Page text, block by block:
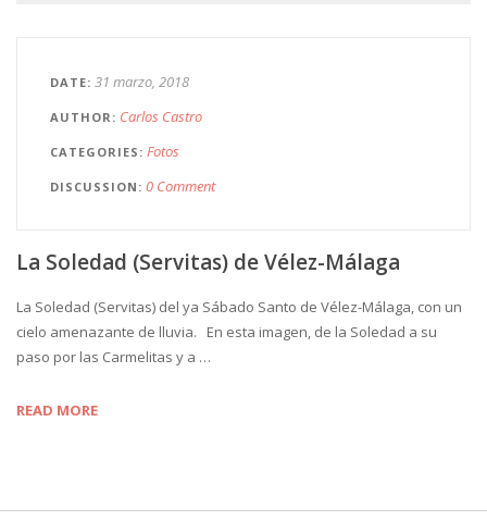
DATE 31 marzo, 2018
AUTHOR Carlos Castro
CATEGORIES Fotos
DISCUSSION 0 Comment
La Soledad (Servitas) de Vélez-Málaga
La Soledad (Servitas) del ya Sábado Santo de Vélez-Málaga, con un
cielo amenazante de lluvia. En esta imagen, de la Soledad a su
paso por las Carmelitas y a …
READ MORE